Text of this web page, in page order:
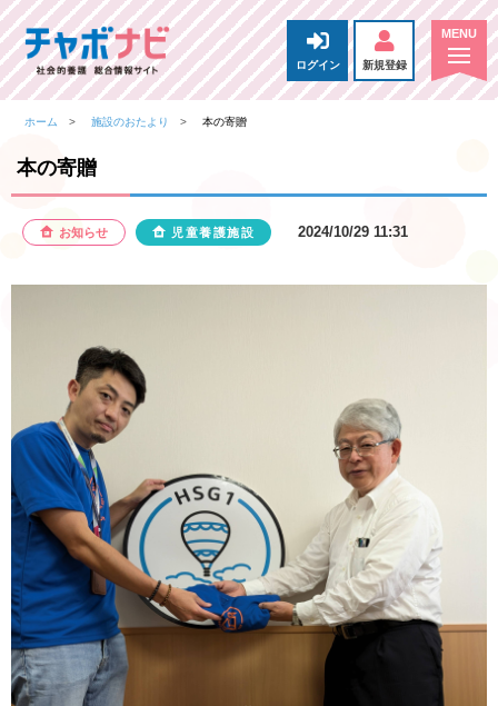
ログイン 新規登録
ホーム 施設のおたより 本の寄贈
本の寄贈
お知らせ 児童養護施設 2024/10/29 11:31